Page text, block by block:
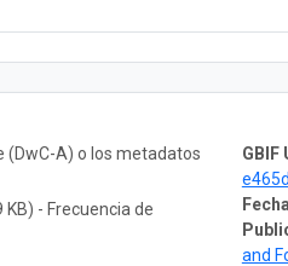
GBIF
and
(DwC-A) o los metadatos
- Frecuencia de